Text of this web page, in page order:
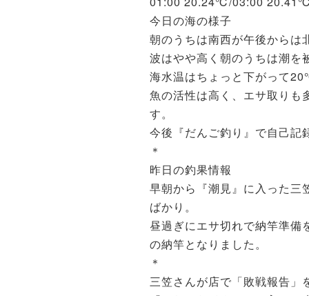
今日の海の様子
朝のうちは南西が午後からは
波はやや高く朝のうちは潮を
海水温はちょっと下がって
魚の活性は高く、エサ取りも
す。
今後『だんご釣り』で自己記
＊
昨日の釣果情報
早朝から『潮見』に入った
ばかり。
昼過ぎにエサ切れで納竿準備
の納竿となりました。
＊
三笠さんが店で「敗戦報告」